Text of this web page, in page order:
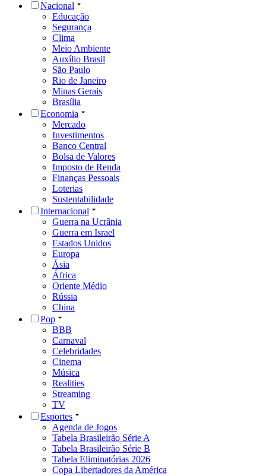
Nacional
Educação
Segurança
Clima
Meio Ambiente
Auxílio Brasil
São Paulo
Rio de Janeiro
Minas Gerais
Brasília
Economia
Mercado
Investimentos
Banco Central
Bolsa de Valores
Imposto de Renda
Finanças Pessoais
Loterias
Sustentabilidade
Internacional
Guerra na Ucrânia
Guerra em Israel
Estados Unidos
Europa
Ásia
África
Oriente Médio
Rússia
China
Pop
BBB
Carnaval
Celebridades
Cinema
Música
Realities
Streaming
TV
Esportes
Agenda de Jogos
Tabela Brasileirão Série A
Tabela Brasileirão Série B
Tabela Eliminatórias 2026
Copa Libertadores da América